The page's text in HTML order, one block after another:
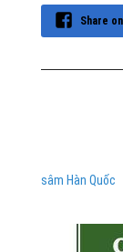
Share
sâm Hàn Quốc